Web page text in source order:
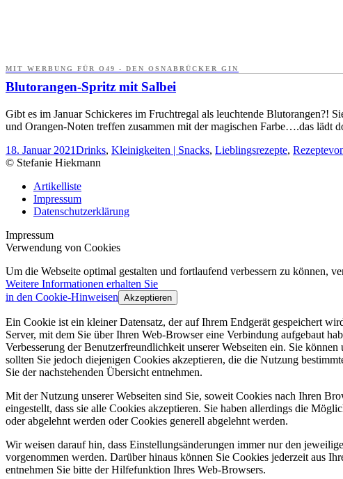
MIT WERBUNG FÜR O49 - DEN OSNABRÜCKER GIN
Blutorangen-Spritz mit Salbei
Gibt es im Januar Schickeres im Fruchtregal als leuchtende Blutorangen?!
und Orangen-Noten treffen zusammen mit der magischen Farbe….das
18. Januar 2021Drinks, Kleinigkeiten | Snacks, Lieblingsrezepte, Rezepte
© Stefanie Hiekmann
Artikelliste
Impressum
Datenschutzerklärung
Impressum
Verwendung von Cookies
Um die Webseite optimal gestalten und fortlaufend verbessern zu können,
Weitere Informationen erhalten Sie
in den Cookie-Hinweisen Akzeptieren
Ein Cookie ist ein kleiner Datensatz, der auf Ihrem Endgerät gespeichert
Server, mit dem Sie über Ihren Web-Browser eine Verbindung aufgebaut
Verbesserung der Benutzerfreundlichkeit unserer Webseiten ein. Sie
sollten Sie jedoch diejenigen Cookies akzeptieren, die die Nutzung
Sie der nachstehenden Übersicht entnehmen.
Mit der Nutzung unserer Webseiten sind Sie, soweit Cookies nach Ihren
eingestellt, dass sie alle Cookies akzeptieren. Sie haben allerdings die
oder abgelehnt werden oder Cookies generell abgelehnt werden.
Wir weisen darauf hin, dass Einstellungsänderungen immer nur den
vorgenommen werden. Darüber hinaus können Sie Cookies jederzeit aus
entnehmen Sie bitte der Hilfefunktion Ihres Web-Browsers.